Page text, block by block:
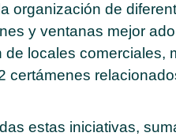
organización de
y ventanas mejor
locales comerciales,
certámenes
estas iniciativas,